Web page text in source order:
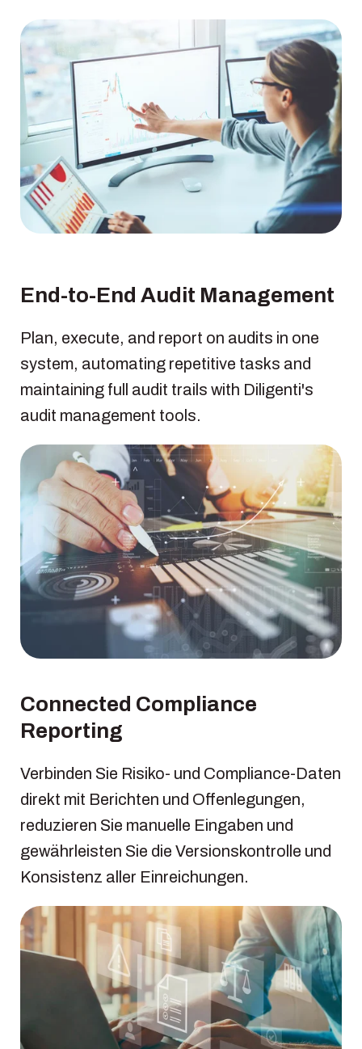
End-to-End Audit Management
Plan, execute, and report on audits in one
system, automating repetitive tasks and
maintaining full audit trails with Diligenti's
audit management tools.
Connected Compliance
Reporting
Verbinden Sie Risiko- und Compliance-Daten
direkt mit Berichten und Offenlegungen,
reduzieren Sie manuelle Eingaben und
gewährleisten Sie die Versionskontrolle und
Konsistenz aller Einreichungen.